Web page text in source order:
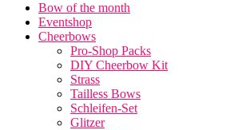
Bow of the month
Eventshop
Cheerbows
Pro-Shop Packs
DIY Cheerbow Kit
Strass
Tailless Bows
Schleifen-Set
Glitzer